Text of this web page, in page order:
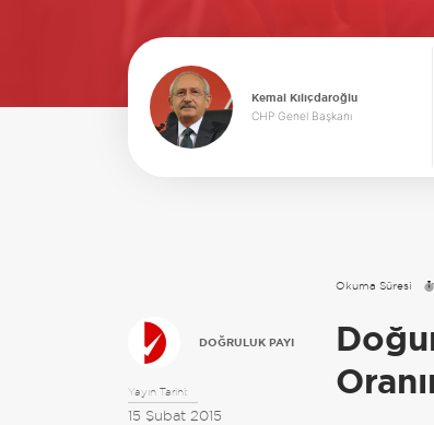
Kemal Kılıçdaroğlu
CHP Genel Başkanı
Okuma Süresi
DOĞRULUK PAYI
Yayın Tarihi:
15 Şubat 2015